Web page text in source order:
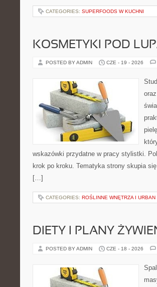
CATEGORIES: SUPERFOODS W KUCHNI
KOSMETYKI POD
POSTED BY ADMIN CZE - 19 - 2026
wskazówki przydatne w pracy stylistki.
krok po kroku. Tematyka strony skupia
[…]
CATEGORIES: ROŚLINNE WNĘTRZA I URBAN
DIETY I PLANY
POSTED BY ADMIN CZE - 18 - 2026